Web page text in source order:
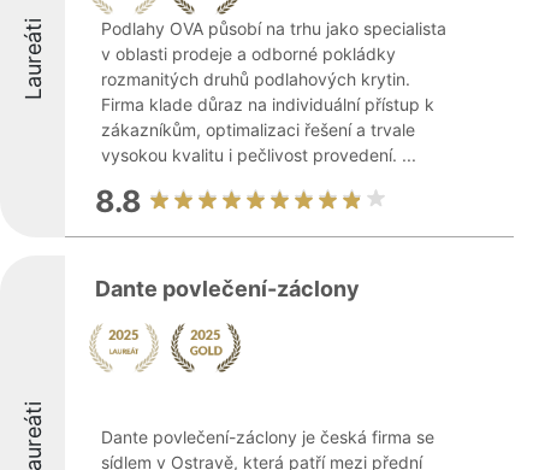
Laureáti
Podlahy OVA působí na trhu jako specialista
v oblasti prodeje a odborné pokládky
rozmanitých druhů podlahových krytin.
Firma klade důraz na individuální přístup k
zákazníkům, optimalizaci řešení a trvale
vysokou kvalitu i pečlivost provedení. ...
8.8
Laureáti
Dante povlečení-záclony
Dante povlečení-záclony je česká firma se
sídlem v Ostravě, která patří mezi přední